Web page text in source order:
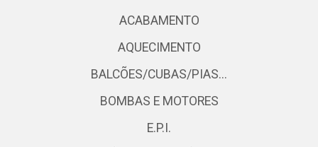
ACABAMENTO
AQUECIMENTO
BALCÕES/CUBAS/PIAS...
BOMBAS E MOTORES
E.P.I.